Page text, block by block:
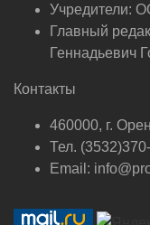
Учредители:
Главный
Геннадьевич
Контакты
460000, г.
Тел.
Email: